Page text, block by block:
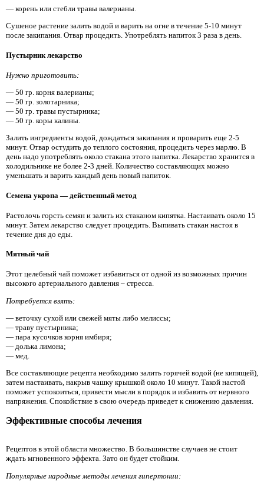
— корень или стебли травы валерианы.
Сушеное растение залить водой и варить на огне в течение 5-10 минут
после закипания. Отвар процедить. Употреблять напиток 3 раза в день.
Пустырник лекарство
Нужно приготовить:
— 50 гр. корня валерианы;
— 50 гр. золотарника;
— 50 гр. травы пустырника;
— 50 гр. коры калины.
Залить ингредиенты водой, дождаться закипания и проварить еще 2-5
минут. Отвар остудить до теплого состояния, процедить через марлю. В
день надо употреблять около стакана этого напитка. Лекарство хранится в
холодильнике не более 2-3 дней. Количество составляющих можно
уменьшать и варить каждый день новый напиток.
Семена укропа — действенный метод
Растолочь горсть семян и залить их стаканом кипятка. Настаивать около 15
минут. Затем лекарство следует процедить. Выпивать стакан настоя в
течение дня до еды.
Мятный чай
Этот целебный чай поможет избавиться от одной из возможных причин
высокого артериального давления – стресса.
Потребуется взять:
— веточку сухой или свежей мяты либо мелиссы;
— траву пустырника;
— пара кусочков корня имбиря;
— долька лимона;
— мед.
Все составляющие рецепта необходимо залить горячей водой (не кипящей),
затем настаивать, накрыв чашку крышкой около 10 минут. Такой настой
поможет успокоиться, привести мысли в порядок и избавить от нервного
напряжения. Спокойствие в свою очередь приведет к снижению давления.
Эффективные способы лечения
Рецептов в этой области множество. В большинстве случаев не стоит
ждать мгновенного эффекта. Зато он будет стойким.
Популярные народные методы лечения гипертонии: